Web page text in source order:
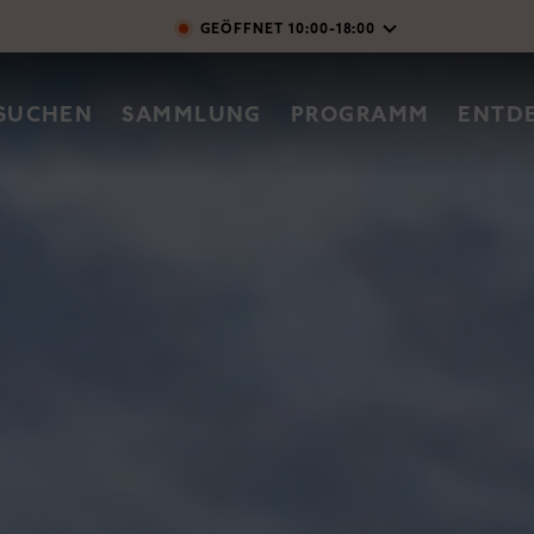
Direkt zum Inhalt
SAMMLUNG PROGRAMM
GEÖFFNET 10:00-18:00